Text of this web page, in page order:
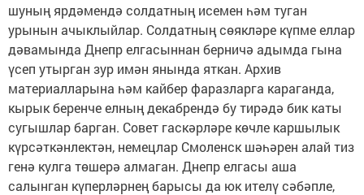
шуның ярдәмендә солдатның исемен һәм туган
урынын ачыклыйлар. Солдатның сөякләре күпме еллар
дәвамында Днепр елгасыннан берничә адымда гына
үсеп утырган зур имән янында яткан. Архив
материалларына һәм кайбер фаразларга караганда,
кырык беренче елның декабрендә бу тирәдә бик каты
сугышлар барган. Совет гаскәрләре көчле каршылык
күрсәткәнлектән, немецлар Смоленск шәһәрен алай тиз
генә кулга төшерә алмаган. Днепр елгасы аша
салынган күперләрнең барысы да юк ителү сәбәпле,